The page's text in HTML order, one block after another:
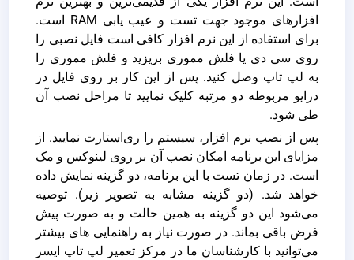
افزار‌های موجود جهت تست و عیب یابی RAM است.
برای استفاده از این نرم افزار کافی است فایل نصبی را
روی سی دی یا فلش مموری بریزید و فلش مموری را
به لپ تاپ وصل کنید. پس از این کار بر روی فایل در
درایو مربوطه دو مرتبه کلیک نمایید تا مراحل نصب آن
طی شود.
پس از نصب نرم افزار، سیستم را ری‌استارت نمایید. از
مزایای این برنامه امکان نصب آن بر روی لینوکس و مک
است. در زمان تست با این برنامه، دو گزینه نمایش داده
خواهد شد. (دو گزینه مشابه به تصویر زیر). توصیه
می‌شود این دو گزینه به همین حالت و به صورت پیش
فرض باقی بماند. در صورت نیاز به راهنمایی های بیشتر
می‌توانید با کارشناسان ما در مرکز تعمیر لپ تاپ ایسر